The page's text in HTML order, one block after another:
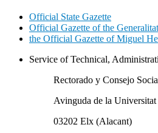
Official State Gazette
Official Gazette of the
the Official Gazette of Miguel
Service of Technical,
Rectorado y Consejo
Avinguda de la
03202 Elx (Alacant)